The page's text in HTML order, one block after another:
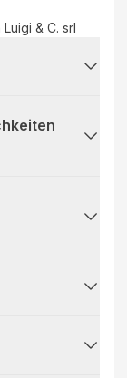
& C. srl